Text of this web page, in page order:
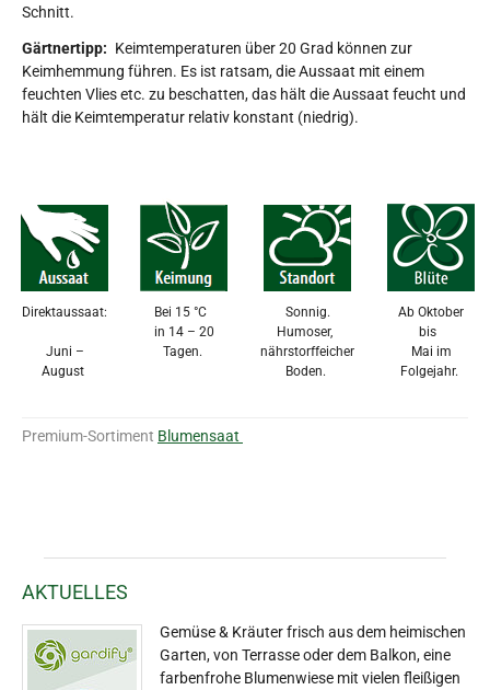
Schnitt.
Gärtnertipp: Keimtemperaturen über 20 Grad können zur
Keimhemmung führen. Es ist ratsam, die Aussaat mit einem
feuchten Vlies etc. zu beschatten, das hält die Aussaat feucht und
hält die Keimtemperatur relativ konstant (niedrig).
Direktaussaat:
Juni –
August
Bei 15 °C
in 14 – 20
Tagen.
Sonnig.
Humoser,
nährstorffeicher
Boden.
Ab Oktober
bis
Mai im
Folgejahr.
Premium-Sortiment Blumensaat
AKTUELLES
Gemüse & Kräuter frisch aus dem heimischen
Garten, von Terrasse oder dem Balkon, eine
farbenfrohe Blumenwiese mit vielen fleißigen